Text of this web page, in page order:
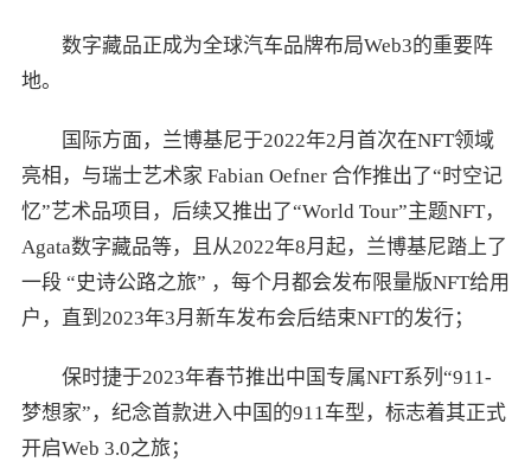
数字藏品正成为全球汽车品牌布局Web3的重要阵
地。
国际方面，兰博基尼于2022年2月首次在NFT领域
亮相，与瑞士艺术家 Fabian Oefner 合作推出了“时空记
忆”艺术品项目，后续又推出了“World Tour”主题NFT，
Agata数字藏品等，且从2022年8月起，兰博基尼踏上了
一段 “史诗公路之旅” ，每个月都会发布限量版NFT给用
户，直到2023年3月新车发布会后结束NFT的发行；
保时捷于2023年春节推出中国专属NFT系列“911-
梦想家”，纪念首款进入中国的911车型，标志着其正式
开启Web 3.0之旅；